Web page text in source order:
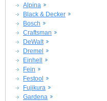
Alpina
Black & Decker
Bosch
Craftsman
DeWalt
Dremel
Einhell
Fein
Festool
Fujikura
Gardena